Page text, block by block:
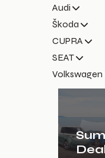
Audi
Škoda
CUPRA
SEAT